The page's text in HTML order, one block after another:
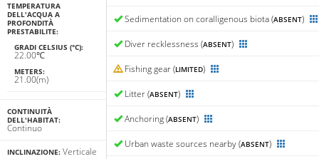
TEMPERATURA
DELL'ACQUA A
PROFONDITÀ
PRESTABILITE:
GRADI CELSIUS (°C):
22.00℃
METERS:
21.00(m)
CONTINUITÀ
DELL'HABITAT:
Continuo
INCLINAZIONE: Verticale
Sedimentation on coralligenous biota (ABSENT)
Diver recklessness (ABSENT)
Fishing gear (LIMITED)
Litter (ABSENT)
Anchoring (ABSENT)
Urban waste sources nearby (ABSENT)